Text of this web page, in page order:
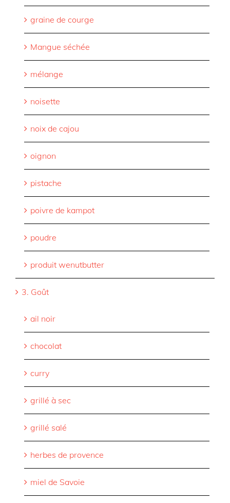
graine de courge
Mangue séchée
mélange
noisette
noix de cajou
oignon
pistache
poivre de kampot
poudre
produit wenutbutter
3. Goût
ail noir
chocolat
curry
grillé à sec
grillé salé
herbes de provence
miel de Savoie